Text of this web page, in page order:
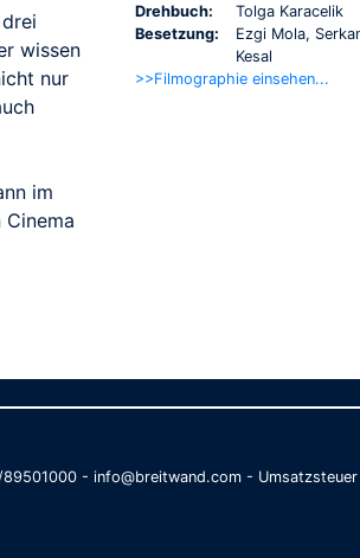
wissen
nur
im
Cinema
Drehbuch:
Tolga Karacelik
Besetzung:
Ezgi Mola,
Kesal
>>Filmographie einsehen...
- info@breitwand.com - Umsatzsteuer